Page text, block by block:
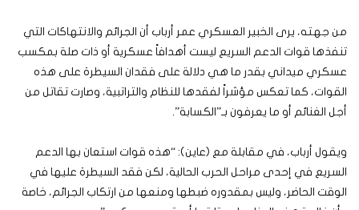
من جهته، يرى الخبير العسكري عمر أرباب أن الجرائم والانتهاكات التي
تنفذها قوات الدعم السريع ليست أهدافاً عسكرية أو ذات صلة بمكسب
عسكري ميداني بقدر ما هي دلالة على فقدان السيطرة على هذه
القوات، كما تعكس مؤشراً لفقدها للنظام والتراتبية، وصارت تقاتل من
أجل الغنائم أو ما يعرفون بـ”الكسابة”.
ويقول أرباب، في مقابلة مع (عاين): “هذه قوات استعان بها الدعم
السريع في إحدى مراحل الحرب الحالية، لكن فقد السيطرة عليها في
الوقت الحاضر، وليس بمقدوره ضبطها ومنعها من ارتكاب الجرائم، خاصة